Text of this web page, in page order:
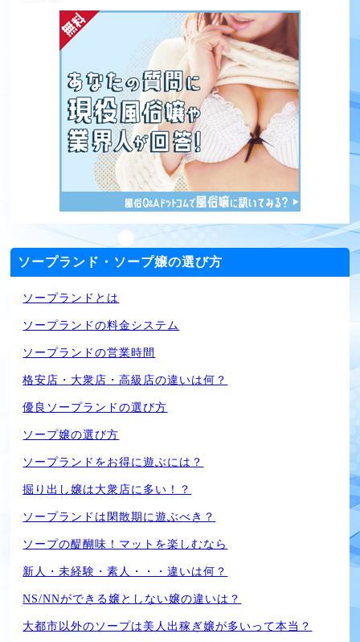
ソープランド・ソープ嬢の選び方
ソープランドとは
ソープランドの料金システム
ソープランドの営業時間
格安店・大衆店・高級店の違いは何？
優良ソープランドの選び方
ソープ嬢の選び方
ソープランドをお得に遊ぶには？
掘り出し嬢は大衆店に多い！？
ソープランドは閑散期に遊ぶべき？
ソープの醍醐味！マットを楽しむなら
新人・未経験・素人・・・違いは何？
NS/NNができる嬢としない嬢の違いは？
大都市以外のソープは美人出稼ぎ嬢が多いって本当？